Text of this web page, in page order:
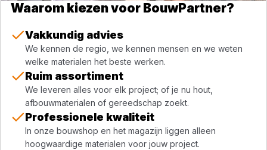
Waarom kiezen voor BouwPartner?
Vakkundig advies
We kennen de regio, we kennen mensen en we weten
welke materialen het beste werken.
Ruim assortiment
We leveren alles voor elk project; of je nu hout,
afbouwmaterialen of gereedschap zoekt.
Professionele kwaliteit
In onze bouwshop en het magazijn liggen alleen
hoogwaardige materialen voor jouw project.